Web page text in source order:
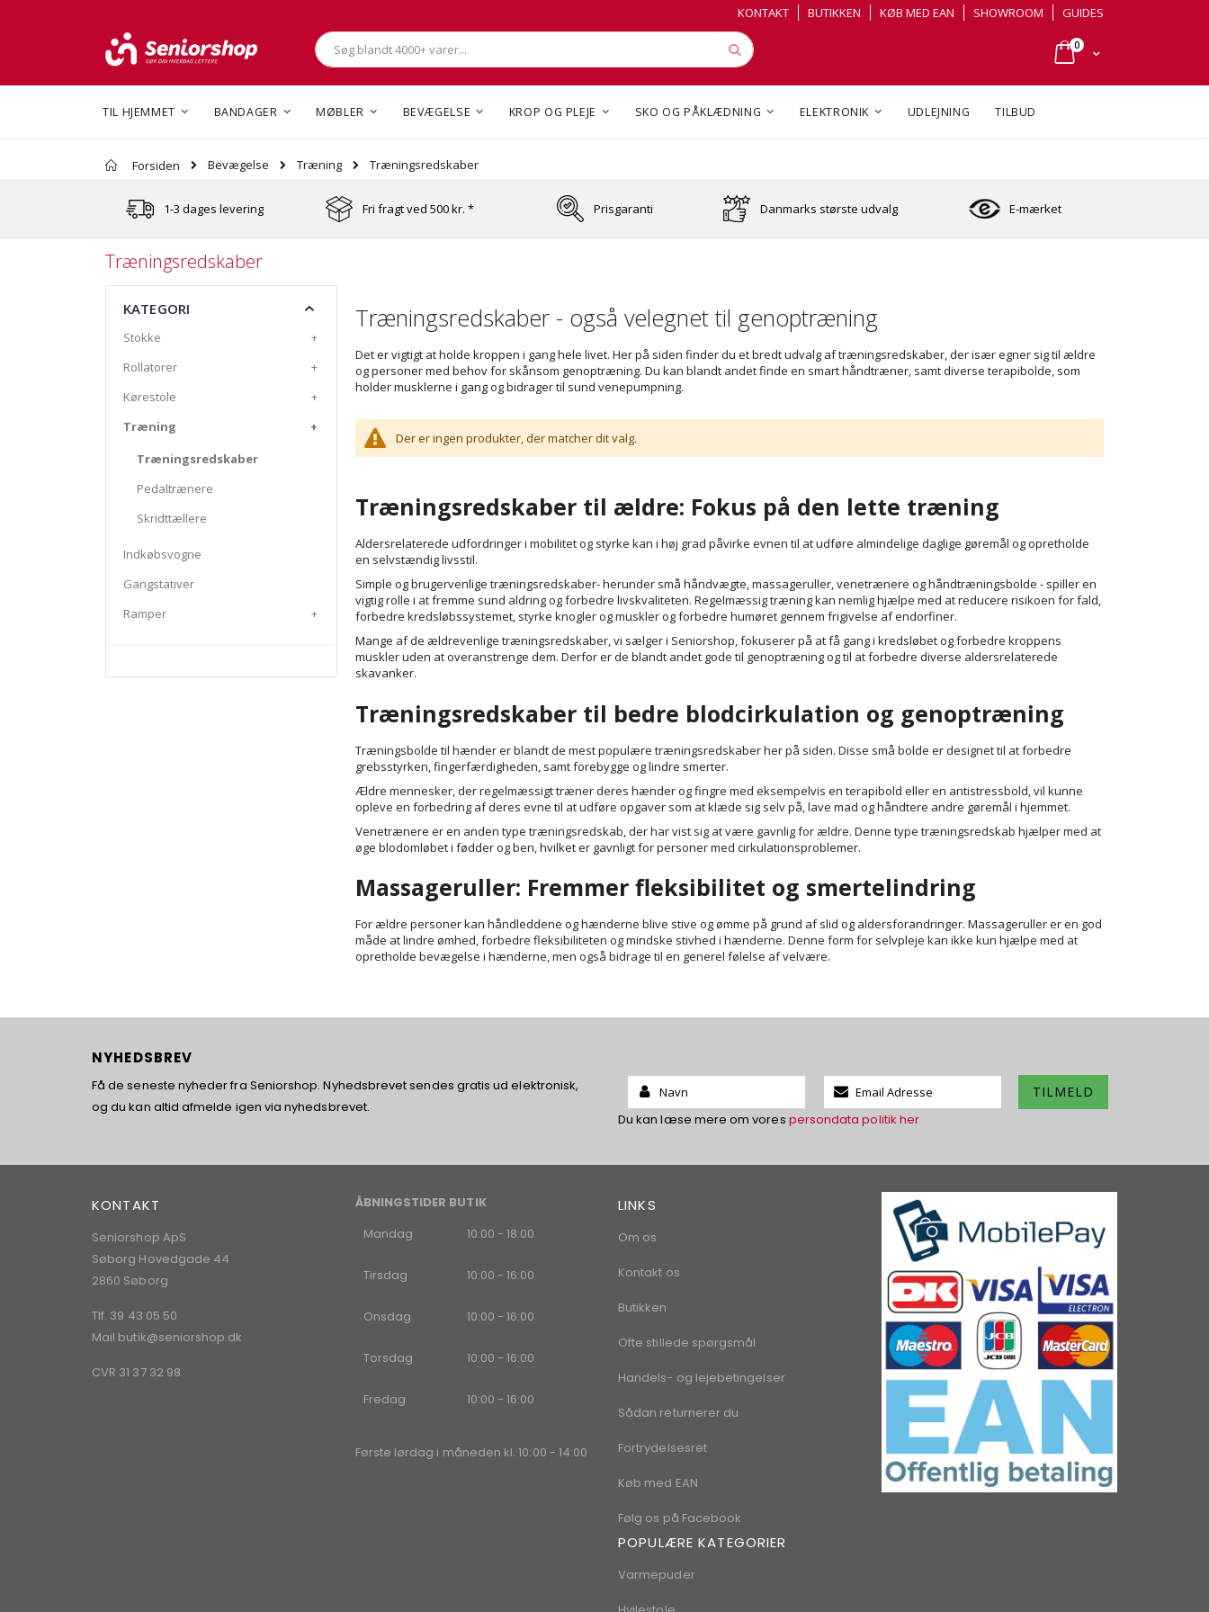
Cart
0varer
Søg
Søg
to
to
KONTAKT BUTIKKEN KØB MED EAN SHOWROOM GUIDES
TIL HJEMMET BANDAGER MØBLER BEVÆGELSE KROP OG PLEJE SKO OG PÅKLÆDNING ELEKTRONIK UDLEJNING TILBUD
Forsiden Bevægelse Træning Træningsredskaber
1-3 dages levering Fri fragt ved 500 kr. * Prisgaranti Danmarks største udvalg E-mærket
Træningsredskaber
Træningsredskaber - også velegnet til genoptræning
Det er vigtigt at holde kroppen i gang hele livet. Her på siden finder du et bredt udvalg af træningsredskaber, der især egner sig til ældre
og personer med behov for skånsom genoptræning. Du kan blandt andet finde en smart håndtræner, samt diverse terapibolde, som
holder musklerne i gang og bidrager til sund venepumpning.
Der er ingen produkter, der matcher dit valg.
Træningsredskaber til ældre: Fokus på den lette træning
Aldersrelaterede udfordringer i mobilitet og styrke kan i høj grad påvirke evnen til at udføre almindelige daglige gøremål og opretholde
en selvstændig livsstil.
Simple og brugervenlige træningsredskaber- herunder små håndvægte, massageruller, venetrænere og håndtræningsbolde - spiller en
vigtig rolle i at fremme sund aldring og forbedre livskvaliteten. Regelmæssig træning kan nemlig hjælpe med at reducere risikoen for fald,
forbedre kredsløbssystemet, styrke knogler og muskler og forbedre humøret gennem frigivelse af endorfiner.
Mange af de ældrevenlige træningsredskaber, vi sælger i Seniorshop, fokuserer på at få gang i kredsløbet og forbedre kroppens
muskler uden at overanstrenge dem. Derfor er de blandt andet gode til genoptræning og til at forbedre diverse aldersrelaterede
skavanker.
Træningsredskaber til bedre blodcirkulation og genoptræning
Træningsbolde til hænder er blandt de mest populære træningsredskaber her på siden. Disse små bolde er designet til at forbedre
grebsstyrken, fingerfærdigheden, samt forebygge og lindre smerter.
Ældre mennesker, der regelmæssigt træner deres hænder og fingre med eksempelvis en terapibold eller en antistressbold, vil kunne
opleve en forbedring af deres evne til at udføre opgaver som at klæde sig selv på, lave mad og håndtere andre gøremål i hjemmet.
Venetrænere er en anden type træningsredskab, der har vist sig at være gavnlig for ældre. Denne type træningsredskab hjælper med at
øge blodomløbet i fødder og ben, hvilket er gavnligt for personer med cirkulationsproblemer.
Massageruller: Fremmer fleksibilitet og smertelindring
For ældre personer kan håndleddene og hænderne blive stive og ømme på grund af slid og aldersforandringer. Massageruller er en god
måde at lindre ømhed, forbedre fleksibiliteten og mindske stivhed i hænderne. Denne form for selvpleje kan ikke kun hjælpe med at
opretholde bevægelse i hænderne, men også bidrage til en generel følelse af velvære.
KATEGORI
Stokke
+
Rollatorer
+
Kørestole
+
Træning
+
Træningsredskaber
Pedaltrænere
Skridttællere
Indkøbsvogne
Gangstativer
Ramper
+
NYHEDSBREV
Få de seneste nyheder fra Seniorshop. Nyhedsbrevet sendes gratis ud elektronisk,
og du kan altid afmelde igen via nyhedsbrevet.
Name:
Tilmeld
dig
vores
TILMELD
Du kan læse mere om vores persondata politik her
KONTAKT
Seniorshop ApS
Søborg Hovedgade 44
2860 Søborg
Tlf. 39 43 05 50
Mail butik@seniorshop.dk
CVR 31 37 32 98
ÅBNINGSTIDER BUTIK
Mandag
10:00 - 18:00
Tirsdag 10:00 - 16:00
Onsdag 10:00 - 16:00
Torsdag 10:00 - 16:00
Fredag 10:00 - 16:00
Første lørdag i måneden kl. 10:00 - 14:00
LINKS
Om os
Kontakt os
Butikken
Ofte stillede spørgsmål
Handels- og lejebetingelser
Sådan returnerer du
Fortrydelsesret
Køb med EAN
Følg os på Facebook
POPULÆRE KATEGORIER
Varmepuder